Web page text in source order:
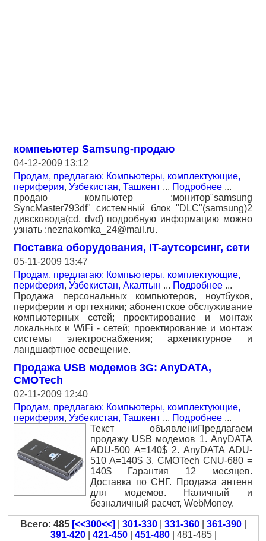
компеьютер Samsung-продаю
04-12-2009 13:12
Продам, предлагаю: Компьютеры, комплектующие,
периферия, Узбекистан, Ташкент ... Подробнее ...
продаю компьютер :монитор"samsung
SyncMaster793df" системный блок "DLC"(samsung)2
дивсковода(cd, dvd) подробную информацию можно
узнать :neznakomka_24@mail.ru.
Поставка оборудования, IT-аутсорсинг, сети
05-11-2009 13:47
Продам, предлагаю: Компьютеры, комплектующие,
периферия, Узбекистан, Акалтын ... Подробнее ...
Продажа персональных компьютеров, ноутбуков,
периферии и оргтехники; абонентское обслуживание
компьютерных сетей; проектирование и монтаж
локальных и WiFi - сетей; проектирование и монтаж
системы электроснабжения; архетиктурное и
ландшафтное освещение.
Продажа USB модемов 3G: AnyDATA,
CMOTech
02-11-2009 12:40
Продам, предлагаю: Компьютеры, комплектующие,
периферия, Узбекистан, Ташкент ... Подробнее ...
Текст объявлениПредлагаем
продажу USB модемов 1. AnyDATA
ADU-500 A=140$ 2. AnyDATA ADU-
510 A=140$ 3. CMOTech CNU-680 =
140$ Гарантия 12 месяцев.
Доставка по СНГ. Продажа антенн
для модемов. Наличный и
безналичный расчет, WebMoney.
Всего: 485 [<<300<<] 301-330 331-360 361-390
391-420| 421-450| 451-480| 481-485 |